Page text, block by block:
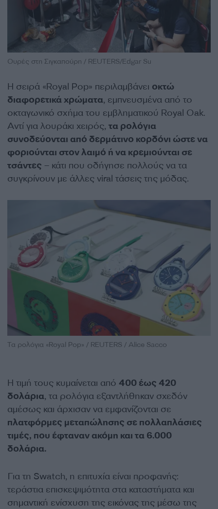
Ουρές στη Σιγκαπούρη / REUTERS/Edgar Su
Η σειρά «Royal Pop» περιλαμβάνει οκτώ
διαφορετικά χρώματα, εμπνευσμένα από το
οκταγωνικό σχήμα του εμβληματικού Royal Oak.
Αντί για λουράκι χειρός, τα ρολόγια
συνοδεύονται από δερμάτινο κορδόνι ώστε να
φοριούνται στον λαιμό ή να κρεμιούνται σε
τσάντες – κάτι που οδήγησε πολλούς να τα
συγκρίνουν με άλλες viral τάσεις της μόδας.
Τα ρολόγια «Royal Pop» / REUTERS / Alice Sacco
Η τιμή τους κυμαίνεται από 400 έως 420
δολάρια, τα ρολόγια εξαντλήθηκαν σχεδόν
αμέσως και άρχισαν να εμφανίζονται σε
πλατφόρμες μεταπώλησης σε πολλαπλάσιες
τιμές, που έφταναν ακόμη και τα 6.000
δολάρια.
Για τη Swatch, η επιτυχία είναι προφανής:
τεράστια επισκεψιμότητα στα καταστήματα και
σημαντική ενίσχυση της εικόνας της μέσω της